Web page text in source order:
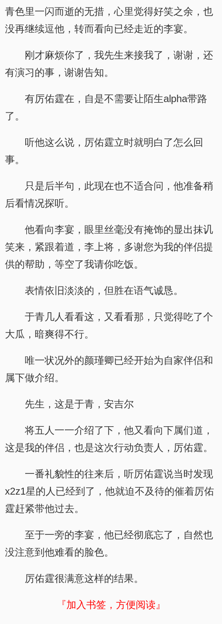
青色里一闪而逝的无措，心里觉得好笑之余，也
没再继续逗他，转而看向已经走近的李宴。
刚才麻烦你了，我先生来接我了，谢谢，还
有演习的事，谢谢告知。
有厉佑霆在，自是不需要让陌生alpha带路
了。
听他这么说，厉佑霆立时就明白了怎么回
事。
只是后半句，此现在也不适合问，他准备稍
后看情况探听。
他看向李宴，眼里丝毫没有掩饰的显出抹讥
笑来，紧跟着道，李上将，多谢您为我的伴侣提
供的帮助，等空了我请你吃饭。
表情依旧淡淡的，但胜在语气诚恳。
于青几人看看这，又看看那，只觉得吃了个
大瓜，暗爽得不行。
唯一状况外的颜瑾卿已经开始为自家伴侣和
属下做介绍。
先生，这是于青，安吉尔
将五人一一介绍了下，他又看向下属们道，
这是我的伴侣，也是这次行动负责人，厉佑霆。
一番礼貌性的往来后，听厉佑霆说当时发现
x2z1星的人已经到了，他就迫不及待的催着厉佑
霆赶紧带他过去。
至于一旁的李宴，他已经彻底忘了，自然也
没注意到他难看的脸色。
厉佑霆很满意这样的结果。
『加入书签，方便阅读』